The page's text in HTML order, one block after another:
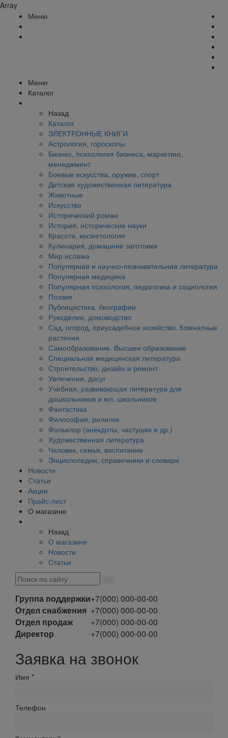
Array
Меню
Меню
Каталог
Назад
Каталог
ЭЛЕКТРОННЫЕ КНИГИ
Астрология, гороскопы
Бизнес, психология бизнеса, маркетинг,
менеджмент
Боевые искусства, оружие, спорт
Детская художественная литература
Животные
Искусство
Исторический роман
История, исторические науки
Красота, косметология
Кулинария, домашние заготовки
Мир ислама
Популярная и научно-познавательная литература
Популярная медицина
Популярная психология, педагогика и социология
Поэзия
Публицистика, биографии
Рукоделие, домоводство
Сад, огород, приусадебное хозяйство. Комнатные
растения
Самообразование. Высшее образование
Специальная медицинская литература
Строительство, дизайн и ремонт
Увлечения, досуг
Учебная, развивающая литература для
дошкольников и мл. школьников
Фантастика
Философия, религия
Фольклор (анекдоты, частушки и др.)
Художественная литература
Человек, семья, воспитание
Энциклопедии, справочники и словари
Новости
Статьи
Акции
Прайс-лист
О магазине
Назад
О магазине
Новости
Статьи
Группа поддержки+7(000) 000-00-00
Отдел снабжения +7(000) 000-00-00
Отдел продаж
+7(000) 000-00-00
Директор
+7(000) 000-00-00
Заявка на звонок
Имя *
Телефон